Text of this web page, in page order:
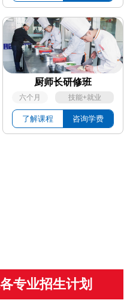
厨师长研修班
六个月 技能+就业
了解课程 咨询学费
专业招生计划
报销路费 校企助学金 立即报名
报销路费 校企助学金 立即报名